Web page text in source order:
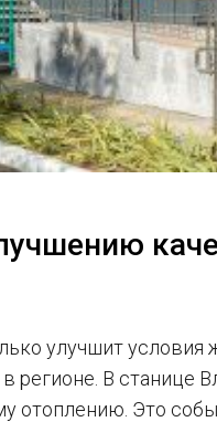
улучшит условия
регионе. В станице
отоплению. Это